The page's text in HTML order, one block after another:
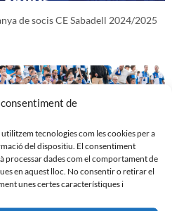
de
tecnologies com les cookies per a
del dispositiu. El consentiment
processar dades com el comportament de
en aquest lloc. No consentir o retirar el
unes certes característiques i
socis CE Sabadell 2024/2025